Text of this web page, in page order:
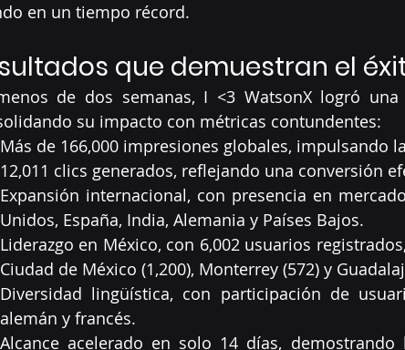
en un tiempo récord.
que demuestran el
de dos semanas, I <3 WatsonX logró
su impacto con métricas contundentes:
Más de 166,000 impresiones globales, impulsando
12,011 clics generados, reflejando una conversión
Expansión internacional, con presencia en
Unidos, España, India, Alemania y Países Bajos.
Liderazgo en México, con 6,002 usuarios
Ciudad de México (1,200), Monterrey (572) y
Diversidad lingüística, con participación de
alemán y francés.
Alcance acelerado en solo 14 días,